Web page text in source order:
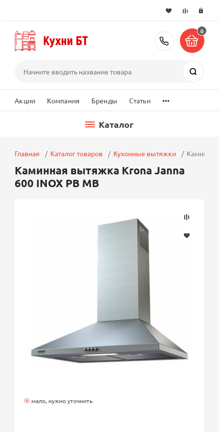
+7 (495)
0
Акции Компания Бренды Статьи ...
Каталог
Главная Каталог товаров Кухонные вытяжки
Каминная вытяжка Krona Janna
600 INOX PB MB
мало, нужно уточнить